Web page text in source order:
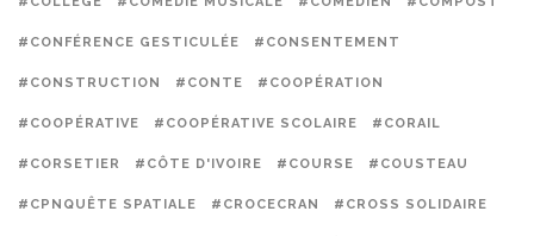
#CONFÉRENCE GESTICULÉE #CONSENTEMENT
#CONSTRUCTION #CONTE #COOPÉRATION
#COOPÉRATIVE #COOPÉRATIVE SCOLAIRE #CORAIL
#CORSETIER #CÔTE D'IVOIRE #COURSE #COUSTEAU
#CPNQUÊTE SPATIALE #CROCECRAN #CROSS SOLIDAIRE